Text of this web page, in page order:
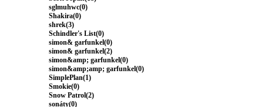
sglmuhwc(0)
Shakira(0)
shrek(3)
Schindler's List(0)
simon& garfunkel(0)
simon& garfunkel(2)
simon&amp; garfunkel(0)
simon&amp;amp; garfunkel(0)
SimplePlan(1)
Smokie(0)
Snow Patrol(2)
sonáty(0)